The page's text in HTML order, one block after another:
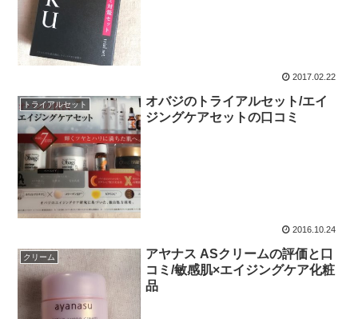
2017.02.22
トライアルセット
オバジのトライアルセット/エイ
ジングケアセットの口コミ
2016.10.24
クリーム
アヤナス ASクリームの評価と口
コミ/敏感肌×エイジングケア化粧
品